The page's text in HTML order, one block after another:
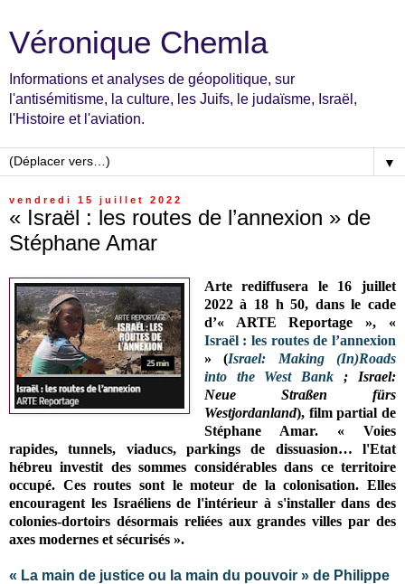
Véronique Chemla
Informations et analyses de géopolitique, sur
l'antisémitisme, la culture, les Juifs, le judaïsme, Israël,
l'Histoire et l'aviation.
▼
vendredi 15 juillet 2022
« Israël : les routes de l’annexion » de
Stéphane Amar
Arte rediffusera le 16 juillet
2022 à 18 h 50, dans le cade
d’« ARTE Reportage », «
Israël : les routes de l’annexion
» (Israel: Making (In)Roads
into the West Bank ; Israel:
Neue Straßen fürs
Westjordanland), film partial de
Stéphane Amar. « Voies
rapides, tunnels, viaducs, parkings de dissuasion… l'Etat
hébreu investit des sommes considérables dans ce territoire
occupé. Ces routes sont le moteur de la colonisation. Elles
encouragent les Israéliens de l'intérieur à s'installer dans des
colonies-dortoirs désormais reliées aux grandes villes par des
axes modernes et sécurisés ».
« La main de justice ou la main du pouvoir » de Philippe